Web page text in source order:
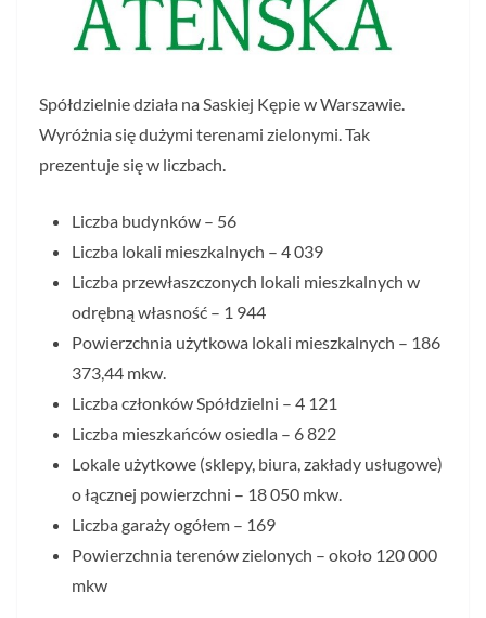
Spółdzielnie działa na Saskiej Kępie w Warszawie.
Wyróżnia się dużymi terenami zielonymi. Tak
prezentuje się w liczbach.
Liczba budynków – 56
Liczba lokali mieszkalnych – 4 039
Liczba przewłaszczonych lokali mieszkalnych w
odrębną własność – 1 944
Powierzchnia użytkowa lokali mieszkalnych – 186
373,44 mkw.
Liczba członków Spółdzielni – 4 121
Liczba mieszkańców osiedla – 6 822
Lokale użytkowe (sklepy, biura, zakłady usługowe)
o łącznej powierzchni – 18 050 mkw.
Liczba garaży ogółem – 169
Powierzchnia terenów zielonych – około 120 000
mkw